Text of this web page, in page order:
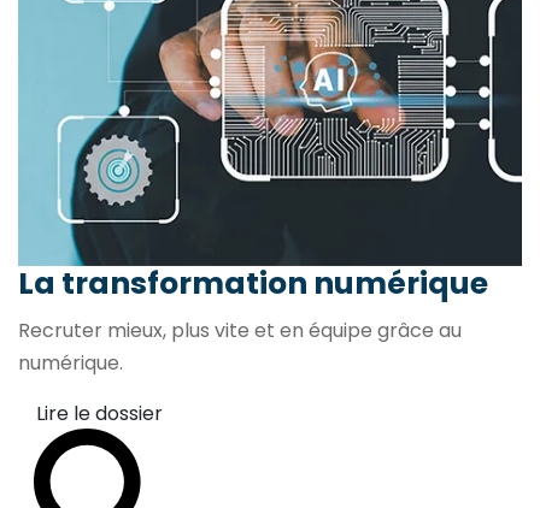
La transformation numérique
Recruter mieux, plus vite et en équipe grâce au
numérique.
Lire le dossier